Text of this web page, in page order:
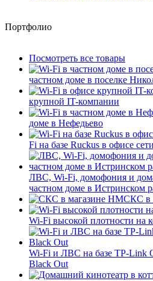
Портфолио
Посмотреть все товары
частном доме в поселке
крупной IT-компании
доме в Нефедьево
Fi на базе Ruckus в офисе
ЛВС, Wi-Fi, домофония и
частном доме в Истринском
СКС в
Wi-Fi высокой плотности на
Wi-Fi и ЛВС на базе TP-Link
Black Out